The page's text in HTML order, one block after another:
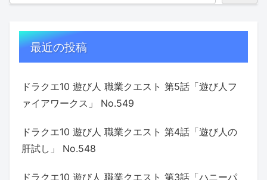
最近の投稿
ドラクエ10 遊び人 職業クエスト 第5話「遊び人フ
ァイアワークス」 No.549
ドラクエ10 遊び人 職業クエスト 第4話「遊び人の
肝試し」 No.548
ドラクエ10 遊び人 職業クエスト 第3話「ハニーパ